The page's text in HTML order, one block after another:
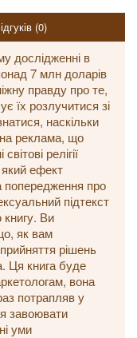
(0)
дослідженні в
7 млн доларів
правду про те,
їх розлучитися зі
наскільки
реклама, що
релігії
ефект
попередження про
підтекст
Ви
як вам
рішень
Ця книга буде
вона
потрапляв у
завоювати
уми